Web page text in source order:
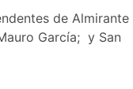
de Almirante
García; y San